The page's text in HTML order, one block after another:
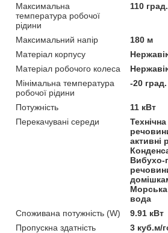
Максимальна
температура робочої
рідини
110 град.
Максимальний напір
180 м
Матеріал корпусу
Матеріал робочого колеса
Мінімальна температура
робочої рідини
-20 град.
Потужність
11 кВт
Перекачувані середи
активні
Вибухо-
вода
Споживана потужність (W)
9.91 кВт
Пропускна здатність
3 куб.м/